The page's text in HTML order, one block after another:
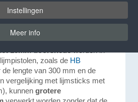
(12 & 18 mm):
te doseren
zoals de HB
de lengte van 300 mm en de
vergelijking met lijmsticks met
kunnen grotere
Instellingen
Meer info